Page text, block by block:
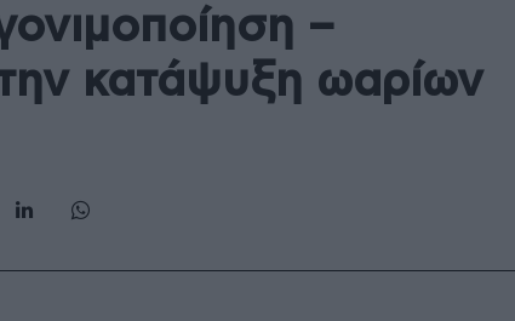
–
κατάψυξη ωαρίων